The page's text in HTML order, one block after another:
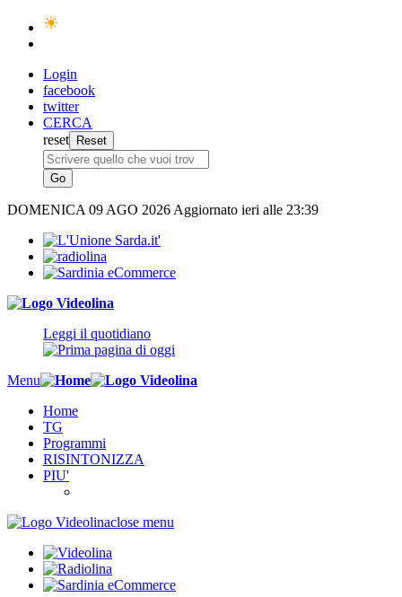
Login
facebook
twitter
CERCA
reset
DOMENICA 09 AGO 2026 Aggiornato ieri alle 23:39
Leggi il quotidiano
Menu
Home
TG
Programmi
RISINTONIZZA
PIU'
close menu